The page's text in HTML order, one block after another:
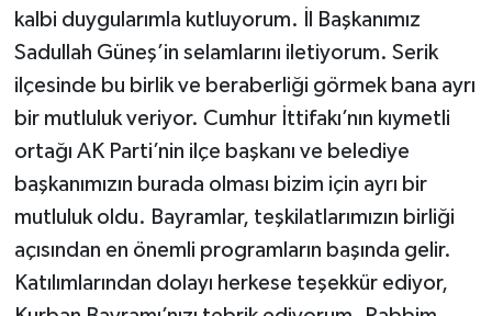
kalbi duygularımla kutluyorum. İl Başkanımız
Sadullah Güneş’in selamlarını iletiyorum. Serik
ilçesinde bu birlik ve beraberliği görmek bana ayrı
bir mutluluk veriyor. Cumhur İttifakı’nın kıymetli
ortağı AK Parti’nin ilçe başkanı ve belediye
başkanımızın burada olması bizim için ayrı bir
mutluluk oldu. Bayramlar, teşkilatlarımızın birliği
açısından en önemli programların başında gelir.
Katılımlarından dolayı herkese teşekkür ediyor,